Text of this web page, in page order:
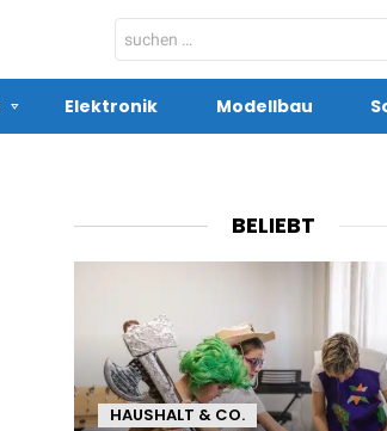
Search
for:
Elektronik Modellbau
BELIEBT
HAUSHALT & CO.